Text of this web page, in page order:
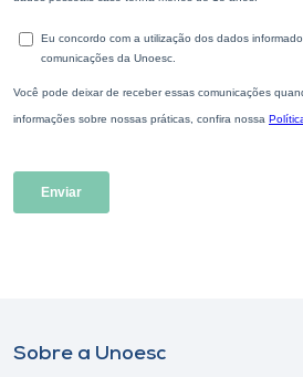
Sobre a Unoesc